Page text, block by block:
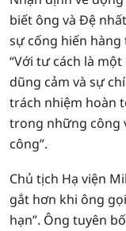
biết ông và Đệ
sự cống hiến hàng
“Với tư cách là
dũng cảm và sự
trách nhiệm hoàn
trong những công
công”.
Chủ tịch Hạ viện
gắt hơn khi ông
hạn”. Ông tuyên